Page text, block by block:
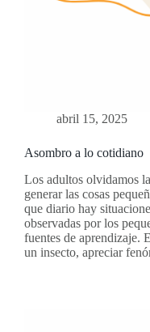
abril 15, 2025
Asombro a lo cotidiano
Los adultos olvidamos
generar las cosas
que diario hay
observadas por los
fuentes de aprendizaje.
un insecto, apreciar